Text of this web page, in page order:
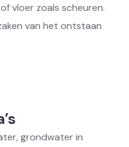
vloer zoals scheuren.
van het ontstaan
grondwater in